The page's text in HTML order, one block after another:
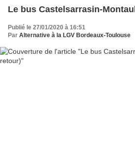
Le bus Castelsarrasin-
Publié le 27/01/2020 à 16:51
Par Alternative à la LGV Bordeaux-Toulouse